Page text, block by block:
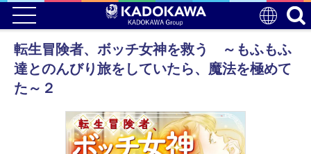
転生冒険者、ボッチ女神を救う ～もふもふ
達とのんびり旅をしていたら、魔法を極めて
た～２